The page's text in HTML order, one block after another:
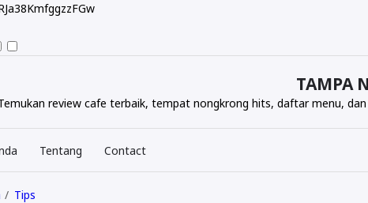
TAMPA
review cafe terbaik, tempat nongkrong hits, daftar menu,
Tentang Contact
Tips